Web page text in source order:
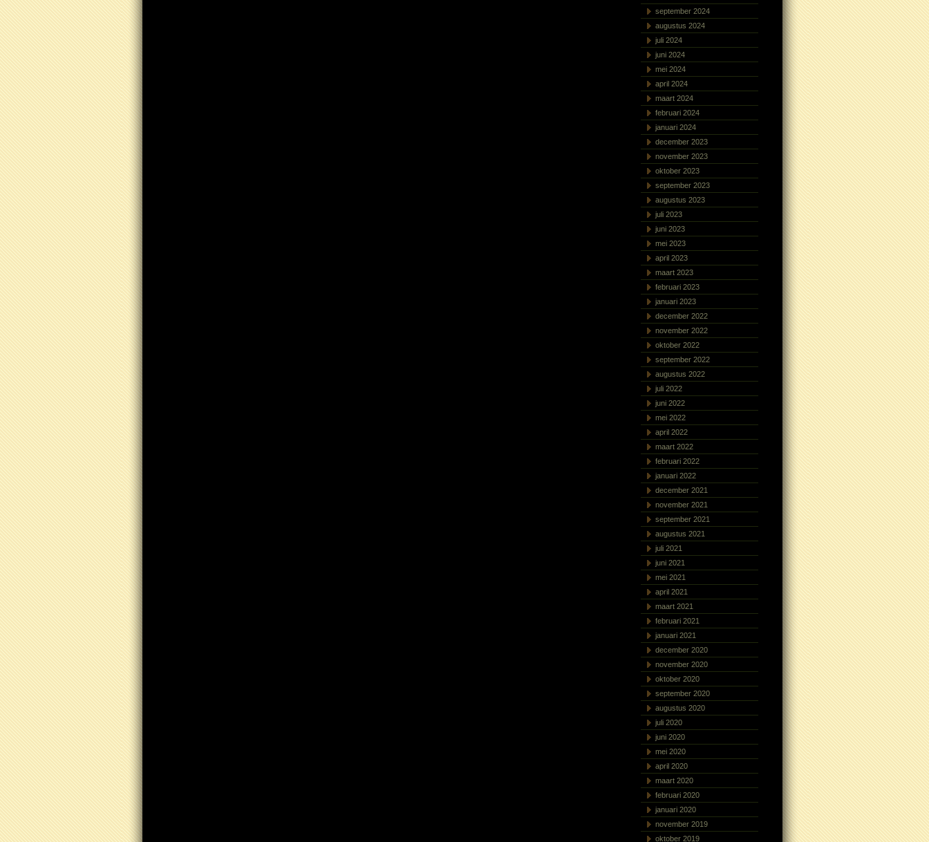
september 2024
augustus 2024
juli 2024
juni 2024
mei 2024
april 2024
maart 2024
februari 2024
januari 2024
december 2023
november 2023
oktober 2023
september 2023
augustus 2023
juli 2023
juni 2023
mei 2023
april 2023
maart 2023
februari 2023
januari 2023
december 2022
november 2022
oktober 2022
september 2022
augustus 2022
juli 2022
juni 2022
mei 2022
april 2022
maart 2022
februari 2022
januari 2022
december 2021
november 2021
september 2021
augustus 2021
juli 2021
juni 2021
mei 2021
april 2021
maart 2021
februari 2021
januari 2021
december 2020
november 2020
oktober 2020
september 2020
augustus 2020
juli 2020
juni 2020
mei 2020
april 2020
maart 2020
februari 2020
januari 2020
november 2019
oktober 2019